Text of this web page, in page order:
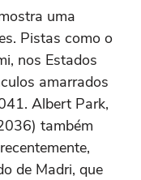
uma
Pistas como o
nos Estados
amarrados
Albert Park,
também
de Madri, que